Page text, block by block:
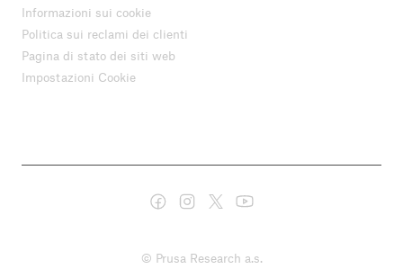
Informazioni sui cookie
Politica sui reclami dei clienti
Pagina di stato dei siti web
Impostazioni Cookie
© Prusa Research a.s.